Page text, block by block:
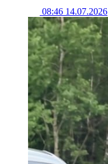
08:46 14.07.2026